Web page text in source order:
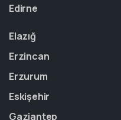
Edirne
Elazığ
Erzincan
Erzurum
Eskişehir
Gaziantep